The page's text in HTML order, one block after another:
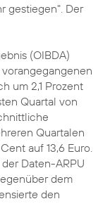
gestiegen". Der
(OIBDA)
um 2,1 Prozent
Quartal von
Quartalen
auf 13,6 Euro.
Daten-ARPU
dem
den